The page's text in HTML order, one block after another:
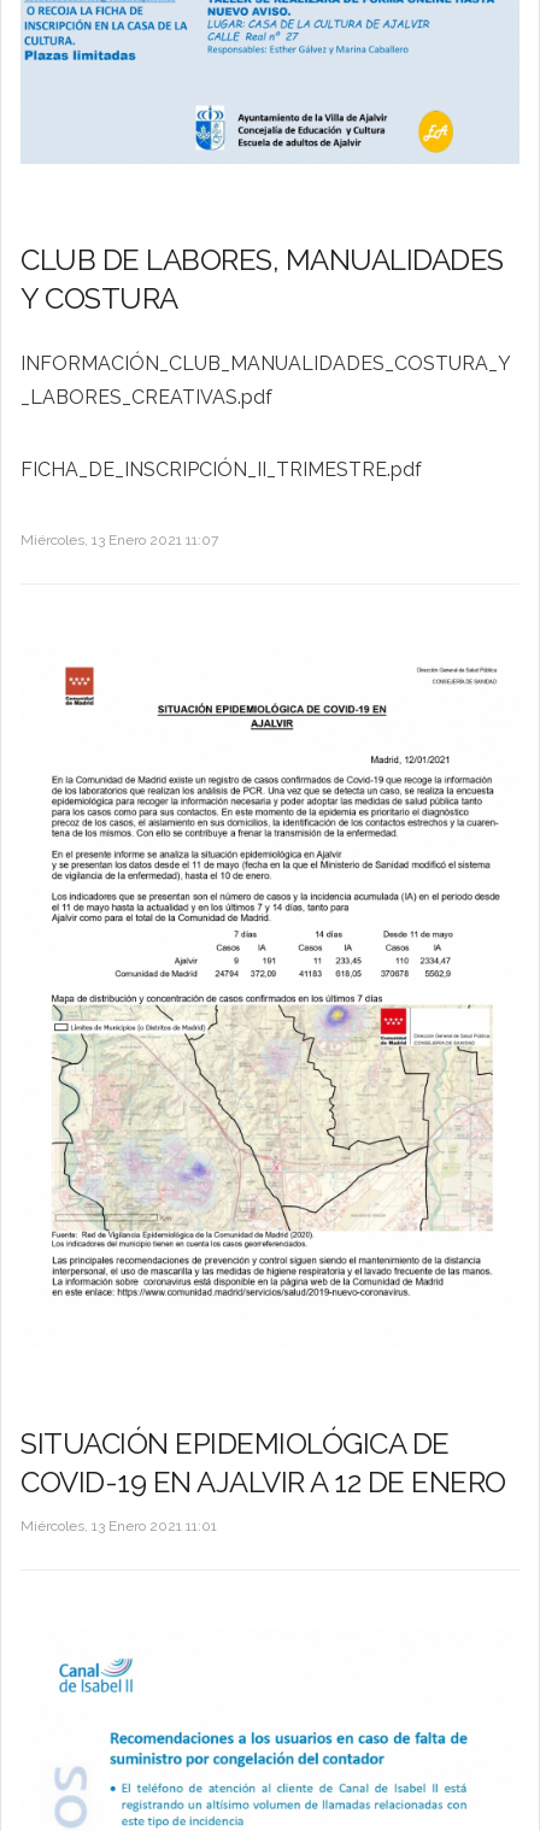
CLUB DE LABORES, MANUALIDADES
Y COSTURA
INFORMACIÓN_CLUB_MANUALIDADES_COSTURA_Y
_LABORES_CREATIVAS.pdf
FICHA_DE_INSCRIPCIÓN_II_TRIMESTRE.pdf
Miércoles, 13 Enero 2021 11:07
SITUACIÓN EPIDEMIOLÓGICA DE
COVID-19 EN AJALVIR A 12 DE ENERO
Miércoles, 13 Enero 2021 11:01